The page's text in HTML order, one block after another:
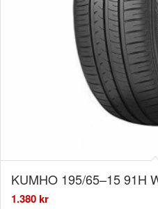
KUMHO 195/65–15 91H
1.380kr